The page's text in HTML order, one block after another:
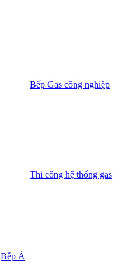
Bếp Gas công nghiệp
Thi công hệ thống gas
Bếp Á